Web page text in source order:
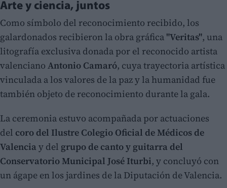
Arte y ciencia, juntos
Como símbolo del reconocimiento recibido, los
galardonados recibieron la obra gráfica "Veritas", una
litografía exclusiva donada por el reconocido artista
valenciano Antonio Camaró, cuya trayectoria artística
vinculada a los valores de la paz y la humanidad fue
también objeto de reconocimiento durante la gala.
La ceremonia estuvo acompañada por actuaciones
del coro del Ilustre Colegio Oficial de Médicos de
Valencia y del grupo de canto y guitarra del
Conservatorio Municipal José Iturbi, y concluyó con
un ágape en los jardines de la Diputación de Valencia.